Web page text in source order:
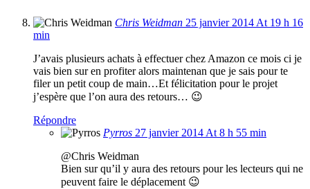
Chris Weidman 25 janvier 2014 At 19 h 16
min
J’avais plusieurs achats à effectuer chez Amazon ce mois ci je
vais bien sur en profiter alors maintenan que je sais pour te
filer un petit coup de main…Et félicitation pour le projet
j’espère que l’on aura des retours… 😉
Répondre
Pyrros 27 janvier 2014 At 8 h 55 min
@Chris Weidman
Bien sur qu’il y aura des retours pour les lecteurs qui ne
peuvent faire le déplacement 😉